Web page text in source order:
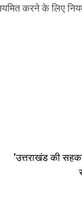
करने के लिए
‘उत्तराखंड की